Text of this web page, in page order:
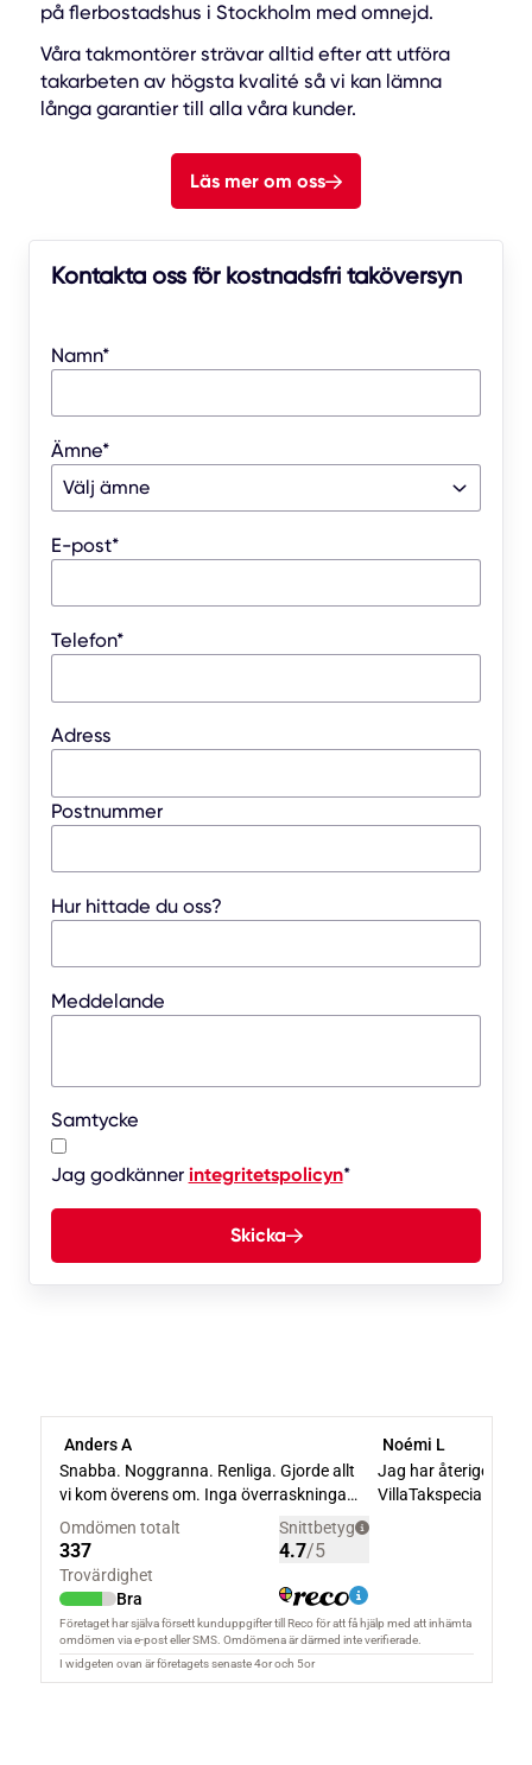
på flerbostadshus i Stockholm med omnejd.
Våra takmontörer strävar alltid efter att utföra
takarbeten av högsta kvalité så vi kan lämna
långa garantier till alla våra kunder.
Läs mer om oss
Kontakta oss för kostnadsfri taköversyn
Namn*
Ämne*
E-post*
Telefon*
Adress
Postnummer
Hur hittade du oss?
Meddelande
Samtycke
Jag godkänner integritetspolicyn*
Skicka